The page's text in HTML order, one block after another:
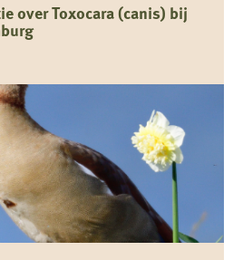
over Toxocara (canis) bij